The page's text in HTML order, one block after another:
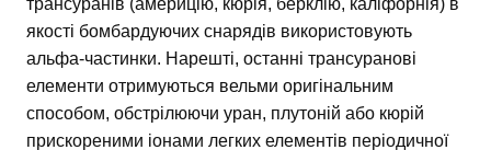
якості бомбардуючих снарядів використовують
альфа-частинки. Нарешті, останні трансуранові
елементи отримуються вельми оригінальним
способом, обстрілюючи уран, плутоній або кюрій
прискореними іонами легких елементів періодичної